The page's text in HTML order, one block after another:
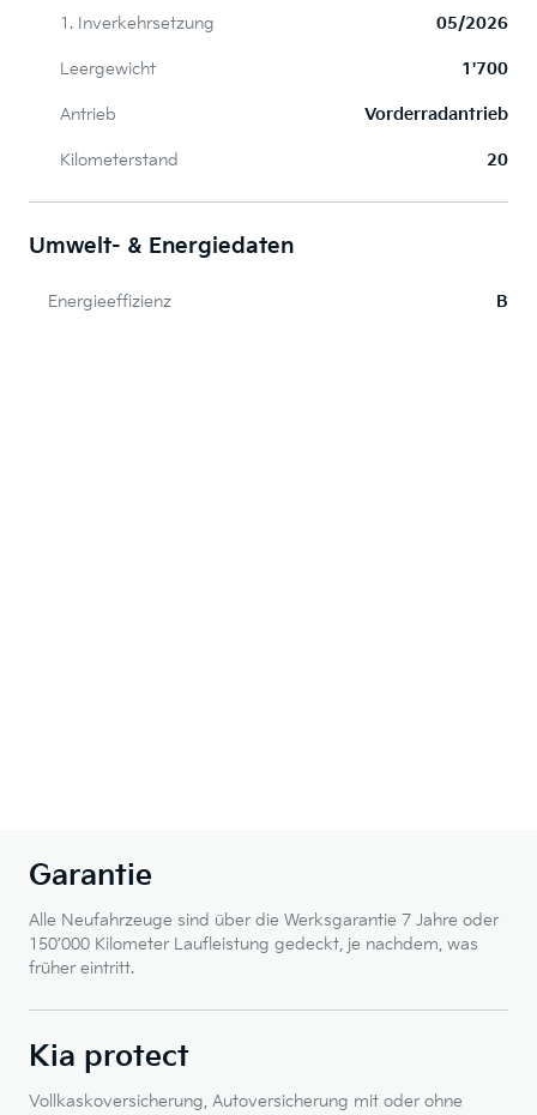
1. Inverkehrsetzung 05/2026
Leergewicht 1'700
Antrieb Vorderradantrieb
Kilometerstand 20
Umwelt- & Energiedaten
Energieeffizienz B
Garantie
Alle Neufahrzeuge sind über die Werksgarantie 7 Jahre oder
150’000 Kilometer Laufleistung gedeckt, je nachdem, was
früher eintritt.
Kia protect
Vollkaskoversicherung, Autoversicherung mit oder ohne